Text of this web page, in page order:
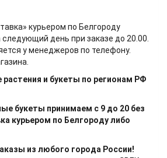
курьером по Белгороду
день при заказе до 20.00.
у менеджеров по телефону.
и букеты по регионам РФ
букеты принимаем с 9 до 20 без
курьером по Белгороду либо
из любого города России!